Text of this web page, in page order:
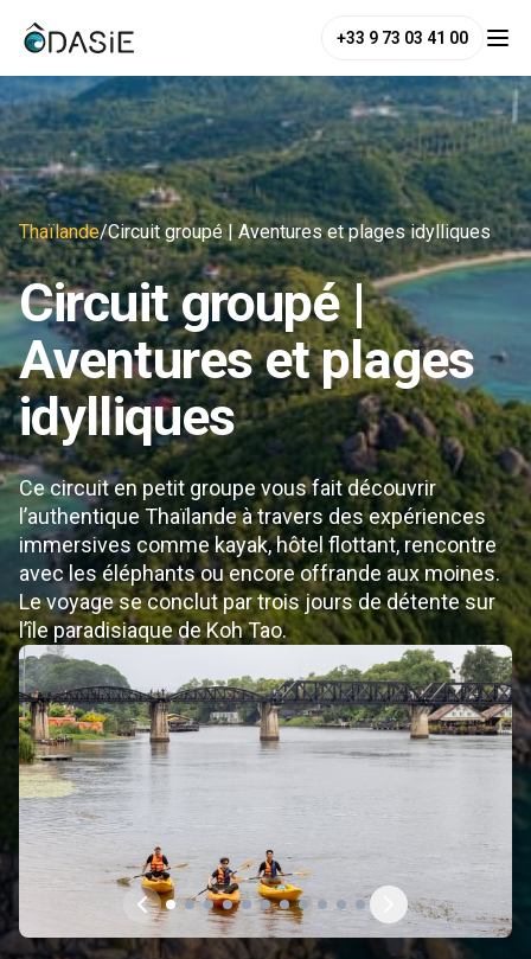
+33 9 73 03 41 00
Thaïlande/Circuit groupé | Aventures et plages idylliques
Circuit groupé |
Aventures et plages
idylliques
Ce circuit en petit groupe vous fait découvrir
l’authentique Thaïlande à travers des expériences
immersives comme kayak, hôtel flottant, rencontre
avec les éléphants ou encore offrande aux moines.
Le voyage se conclut par trois jours de détente sur
l’île paradisiaque de Koh Tao.